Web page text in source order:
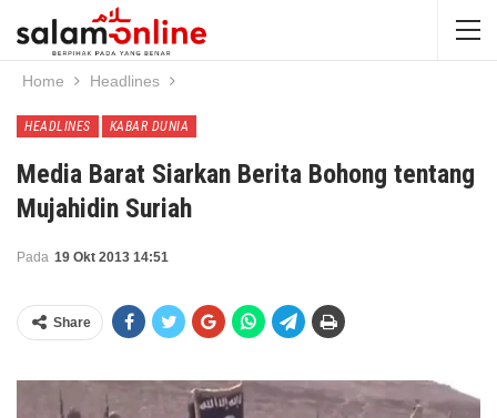
Home Headlines
HEADLINES KABAR DUNIA
Media Barat Siarkan Berita Bohong tentang
Mujahidin Suriah
Pada 19 Okt 2013 14:51
Share